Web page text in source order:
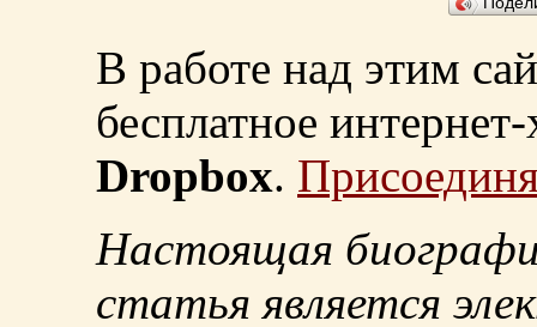
В работе над этим
бесплатное
Dropbox.
Настоящая
статья является